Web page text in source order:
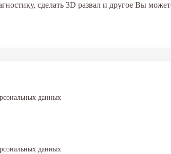
сделать 3D развал и другое Вы
данных
данных